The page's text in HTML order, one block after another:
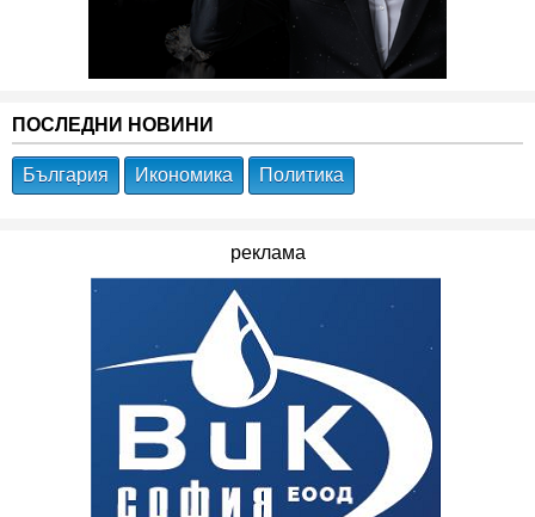
ПОСЛЕДНИ НОВИНИ
България Икономика Политика
реклама